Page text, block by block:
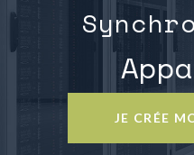
JE CRÉE